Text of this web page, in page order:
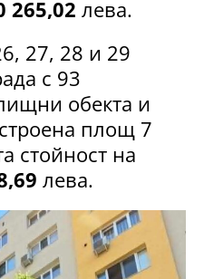
265,02 лева.
27, 28 и 29
с 93
обекта и
площ 7
стойност на
лева.